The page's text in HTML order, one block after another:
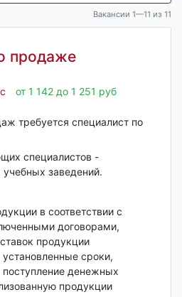
Вакансии 1—11 из 11
продаже
от 1 142 до 1 251 руб
требуется специалист по
специалистов -
заведений.
в соответствии с
договорами,
продукции
установленные сроки,
денежных
продукции